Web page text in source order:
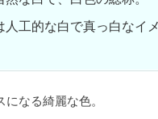
人工的な白で真っ白なイ
になる綺麗な色。